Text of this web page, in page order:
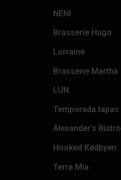
NENI
Brasserie Hugo
Lorraine
Brasserie Martha
LUN
Temporada tapas
Alexander's Bistro
Hooked Kødbyen
Terra Mia